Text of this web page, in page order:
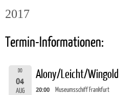
2017
Termin-Informationen:
DO
04
AUG
Alony/Leicht/Wingold
20:00 Museumsschiff Frankfurt